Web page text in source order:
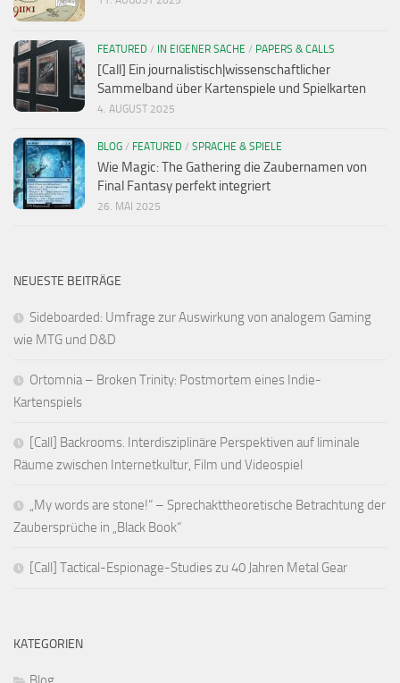
FEATURED / IN EIGENER SACHE / PAPERS & CALLS
[Call] Ein journalistisch|wissenschaftlicher
Sammelband über Kartenspiele und Spielkarten
4. AUGUST 2025
BLOG / FEATURED / SPRACHE & SPIELE
Wie Magic: The Gathering die Zaubernamen von
Final Fantasy perfekt integriert
26. MAI 2025
NEUESTE BEITRÄGE
Sideboarded: Umfrage zur Auswirkung von analogem Gaming
wie MTG und D&D
Ortomnia – Broken Trinity: Postmortem eines Indie-
Kartenspiels
[Call] Backrooms. Interdisziplinäre Perspektiven auf liminale
Räume zwischen Internetkultur, Film und Videospiel
„My words are stone!“ – Sprechakttheoretische Betrachtung der
Zaubersprüche in „Black Book“
[Call] Tactical-Espionage-Studies zu 40 Jahren Metal Gear
KATEGORIEN